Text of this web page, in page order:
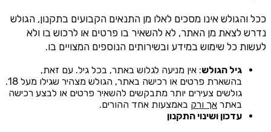
ככל והגולש אינו מסכים לאלו מן התנאים הקבועים בתקנון, הגולש
נדרש לצאת מן האתר, לא להשאיר בו פרטים או לרכוש בו ולא
לעשות כל שימוש במידע ובשירותים הנוספים המצויים בו.
גיל הגולש: אין מניעה לגלוש באתר, בכל גיל. עם זאת,
בהשארת פרטים או רכישה באתר, הגולש מצהיר שגילו מעל 18.
גולשים צעירים יותר מתבקשים להשאיר פרטים או לבצע רכישה
באתר אך ורק באמצעות אחד ההורים.
עדכון ושינוי התקנון